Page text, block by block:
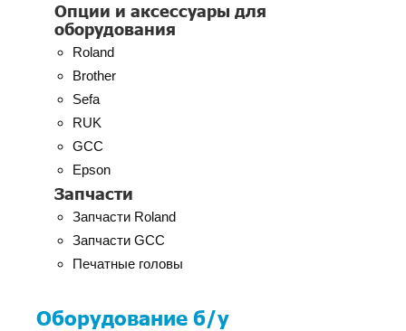
Опции и аксессуары для
оборудования
Roland
Brother
Sefa
RUK
GCC
Epson
Запчасти
Запчасти Roland
Запчасти GCC
Печатные головы
Оборудование б/у